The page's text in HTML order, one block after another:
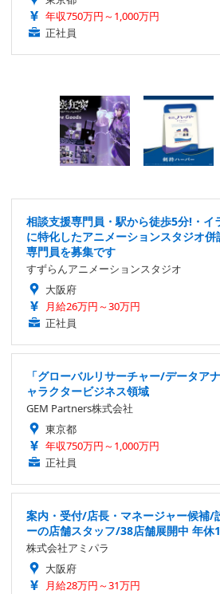
年収750万円～1,000万円
正社員
相談支援専門員・駅から徒歩5分!・イ
に特化したアニメーションスタジオ
専門員を募集です
すずらんアニメーションスタジオ
大阪府
月給26万円～30万円
正社員
「グローバルリサーチャー/データア
ャラクタービジネス領域
GEM Partners株式会社
東京都
年収750万円～1,000万円
正社員
案内・受付/店長・マネージャー候補/
ーの店舗スタッフ/38店舗展開中 年休
株式会社アミパラ
大阪府
月給28万円～31万円